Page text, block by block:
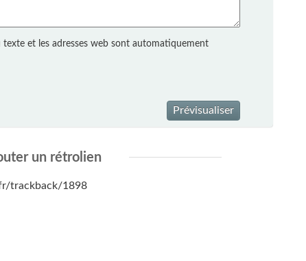
et les adresses web sont automatiquement
Prévisualiser
un rétrolien
trackback/1898